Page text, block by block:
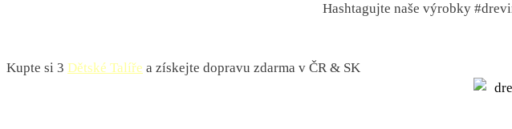
Hashtagujte naše výrobky
Kupte si 3 Dětské Talíře a získejte dopravu zdarma v ČR & SK